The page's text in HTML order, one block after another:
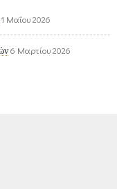
1 Μαΐου 2026
6 Μαρτίου 2026